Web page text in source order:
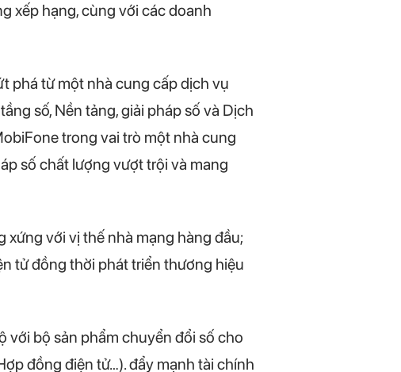
xếp hạng, cùng với các doanh
phá từ một nhà cung cấp dịch vụ
số, Nền tảng, giải pháp số và Dịch
trong vai trò một nhà cung
số chất lượng vượt trội và mang
với vị thế nhà mạng hàng đầu;
tử đồng thời phát triển thương hiệu
với bộ sản phẩm chuyển đổi số cho
đồng điện tử…). đẩy mạnh tài chính